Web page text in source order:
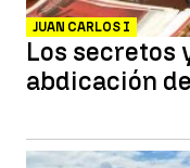
JUAN CARLOS I
Los secretos
abdicación